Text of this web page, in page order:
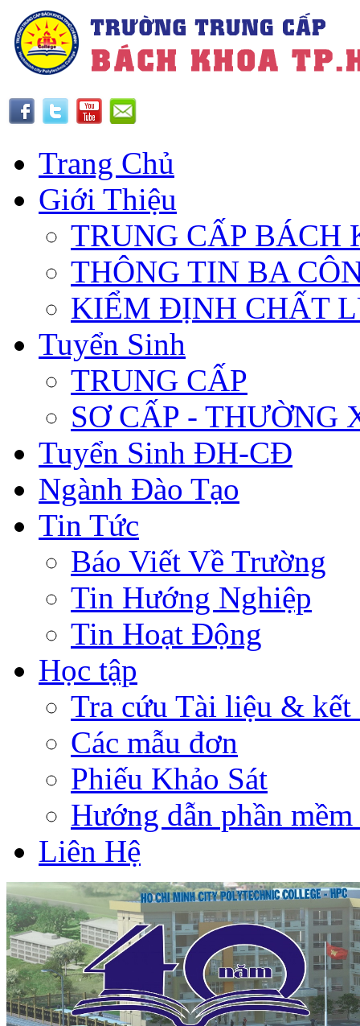
Trang Chủ
Giới Thiệu
TRUNG CẤP BÁCH
THÔNG TIN BA
KIỂM ĐỊNH CHẤT
Tuyển Sinh
TRUNG CẤP
SƠ CẤP - THƯỜNG
Tuyển Sinh ĐH-CĐ
Ngành Đào Tạo
Tin Tức
Báo Viết Về Trường
Tin Hướng Nghiệp
Tin Hoạt Động
Học tập
Tra cứu Tài liệu & kết
Các mẫu đơn
Phiếu Khảo Sát
Hướng dẫn phần
Liên Hệ